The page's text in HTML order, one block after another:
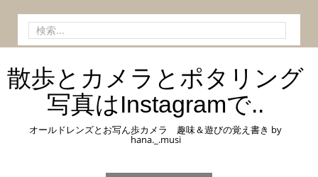
ン
へ
検
索:
散歩とカメラとポタリング
写真はInstagramで..
オールドレンズとお写ん歩カメラ 趣味＆遊びの覚え書き by
hana._.musi